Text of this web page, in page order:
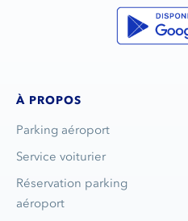
À PROPOS
Parking aéroport
Service voiturier
Réservation parking
aéroport